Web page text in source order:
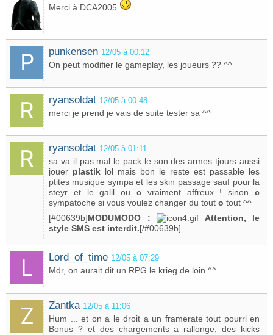
Merci à DCA2005
punkensen 12/05 à 00:12
On peut modifier le gameplay, les joueurs ?? ^^
ryansoldat 12/05 à 00:48
merci je prend je vais de suite tester sa ^^
ryansoldat 12/05 à 01:11
sa va il pas mal le pack le son des armes tjours aussi
jouer plastik lol mais bon le reste est passable les
ptites musique sympa et les skin passage sauf pour la
steyr et le galil ou c vraiment affreux ! sinon c
sympatoche si vous voulez changer du tout o tout ^^
[#00639b]MODUMODO :
Attention, le
style SMS est interdit.[/#00639b]
Lord_of_time 12/05 à 07:29
Mdr, on aurait dit un RPG le krieg de loin ^^
Zantka 12/05 à 11:06
Hum ... et on a le droit a un framerate tout pourri en
Bonus ? et des chargements a rallonge, des kicks